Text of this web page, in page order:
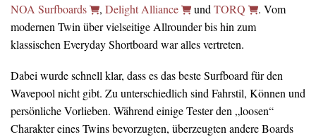
NOA Surfboards
, Delight Alliance und TORQ
. Vom
modernen Twin über vielseitige Allrounder bis hin zum
klassischen Everyday Shortboard war alles vertreten.
Dabei wurde schnell klar, dass es das beste Surfboard für den
Wavepool nicht gibt. Zu unterschiedlich sind Fahrstil, Können und
persönliche Vorlieben. Während einige Tester den „loosen“
Charakter eines Twins bevorzugten, überzeugten andere Boards